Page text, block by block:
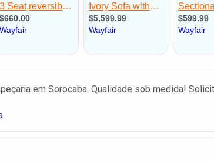
em Sorocaba. Qualidade sob medida!